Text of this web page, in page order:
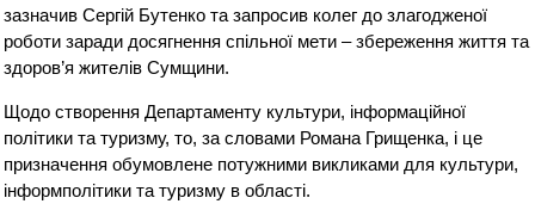
зазначив Сергій Бутенко та запросив колег до злагодженої
роботи заради досягнення спільної мети – збереження життя та
здоров’я жителів Сумщини.
Щодо створення Департаменту культури, інформаційної
політики та туризму, то, за словами Романа Грищенка, і це
призначення обумовлене потужними викликами для культури,
інформполітики та туризму в області.